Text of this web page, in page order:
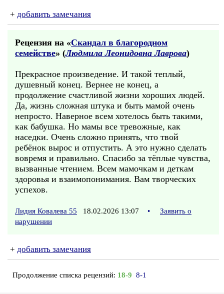
+ добавить замечания
Рецензия на «Скандал в благородном
семействе» (Людмила Леонидовна Лаврова)
Прекрасное произведение. И такой теплый,
душевный конец. Вернее не конец, а
продолжение счастливой жизни хороших людей.
Да, жизнь сложная штука и быть мамой очень
непросто. Наверное всем хотелось быть такими,
как бабушка. Но мамы все тревожные, как
наседки. Очень сложно принять, что твой
ребёнок вырос и отпустить. А это нужно сделать
вовремя и правильно. Спасибо за тёплые чувства,
вызванные чтением. Всем мамочкам и деткам
здоровья и взаимопонимания. Вам творческих
успехов.
Лидия Ковалева 55 18.02.2026 13:07 •
Заявить о
нарушении
+ добавить замечания
Продолжение списка рецензий: 18-9 8-1